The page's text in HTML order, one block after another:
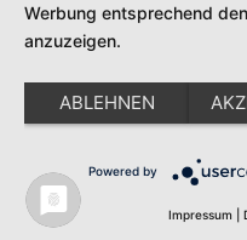
Werbung entsprechend
anzuzeigen.
ABLEHNEN
Powered by
Impressum